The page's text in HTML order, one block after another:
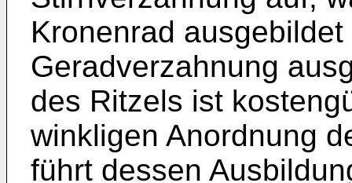
Kronenrad
Geradverzahnung
des Ritzels ist
winkligen Anordnung
führt dessen